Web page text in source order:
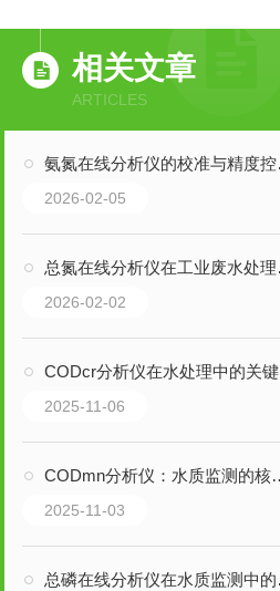
相关文章
ARTICLES
氨氮在线分析仪的校准与精度控制方法
2026-02-05
总氮在线分析仪在工业废水处理中的重要性
2026-02-02
CODcr分析仪在水处理中的关键作用
2025-11-06
CODmn分析仪：水质监测的核心工具
2025-11-03
总磷在线分析仪在水质监测中的应用